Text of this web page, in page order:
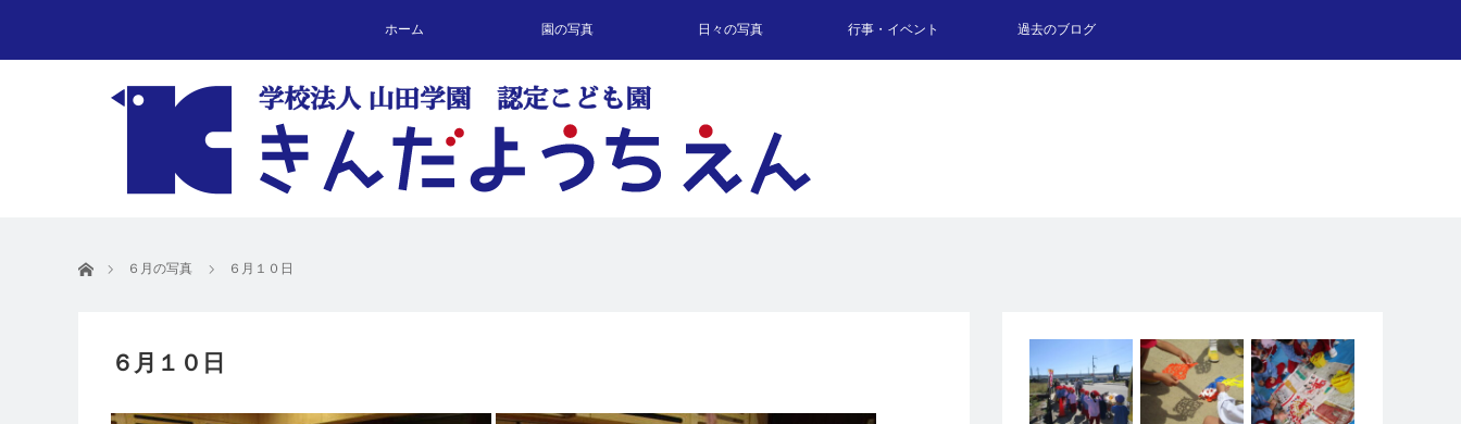
ホーム 園の写真 日々の写真 行事・イベント 過去のブログ
ホーム ６月の写真 ６月１０日
６月１０日